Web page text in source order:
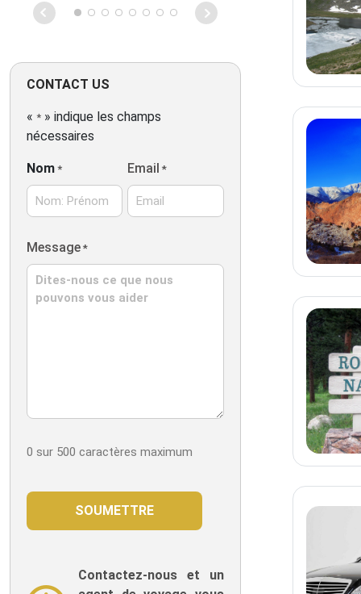
us on a
Everglades.
experience!
CONTACT US
« * » indique les champs
nécessaires
Nom *
Prénom
Email *
Message *
0 sur 500 caractères maximum
Contactez-nous et un